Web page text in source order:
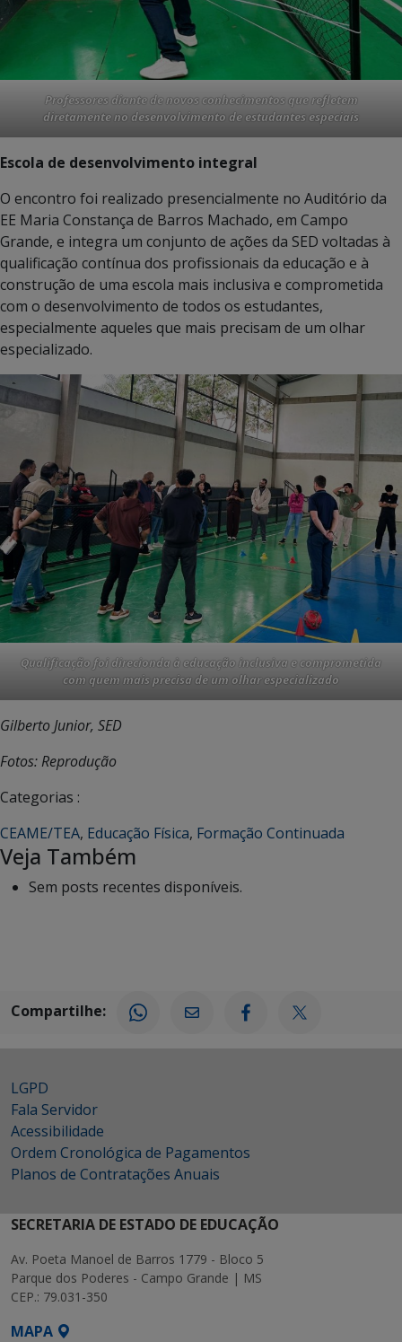
Professores diante de novos conhecimentos que refletem
diretamente no desenvolvimento deestudantes especiais
Escola de desenvolvimento integral
O encontro foi realizado presencialmente no Auditório da
EE Maria Constança de Barros Machado, em Campo
Grande, e integra um conjunto de ações da SED voltadas à
qualificação contínua dos profissionais da educação e à
construção de uma escola mais inclusiva e comprometida
com o desenvolvimento de todos os estudantes,
especialmente aqueles que mais precisam de um olhar
especializado.
Qualificação foi direcionda à educação inclusiva e comprometida
com quem mais precisa de um olhar especializado
Gilberto Junior, SED
Fotos: Reprodução
Categorias :
CEAME/TEA, Educação Física, Formação Continuada
Veja Também
Sem posts recentes disponíveis.
Compartilhe:
LGPD
Fala Servidor
Acessibilidade
Ordem Cronológica de Pagamentos
Planos de Contratações Anuais
SECRETARIA DE ESTADO DE EDUCAÇÃO
Av. Poeta Manoel de Barros 1779 - Bloco 5
Parque dos Poderes - Campo Grande | MS
CEP.: 79.031-350
MAPA